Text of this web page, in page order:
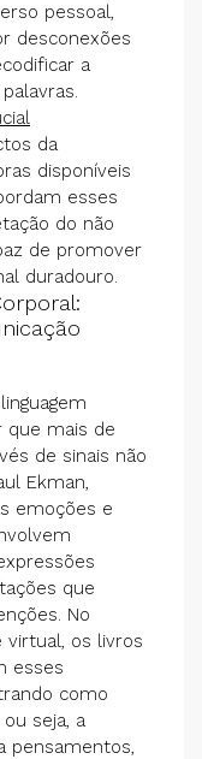
pessoal,
desconexões
a
da
disponíveis
esses
do não
de promover
duradouro.
que mais de
de sinais não
Ekman,
emoções e
que
No
os livros
esses
como
ou seja, a
pensamentos,